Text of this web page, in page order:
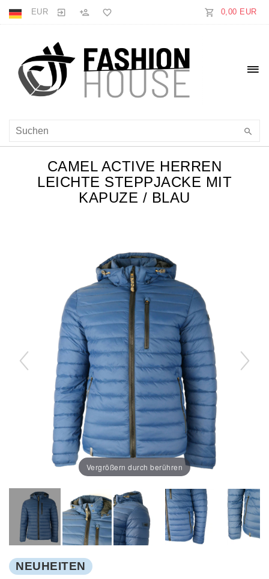
EUR 0,00 EUR
CAMEL ACTIVE HERREN
LEICHTE STEPPJACKE MIT
KAPUZE / BLAU
Vergrößern durch berühren
NEUHEITEN